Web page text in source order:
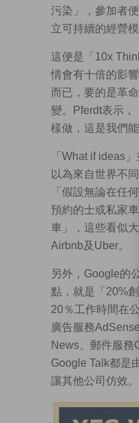
污染」，參加者
立可持續的經營模
這便是「10x
情會有十倍的影
而已，要的是革
變。Pferdt表示，
樣做，這是我們
「What if ideas
以為來自世界不
「假設無論在任
預約的士或私家
車」，這些看似
Airbnb及Uber。
另外，Google的
點，就是「20%
20％工作時間在
廣告服務
News、郵件服務
Google Talk都是
讓其他公司仿效。